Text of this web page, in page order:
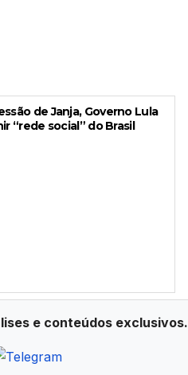
de Janja, Governo Lula
“rede social” do Brasil
e conteúdos exclusivos.